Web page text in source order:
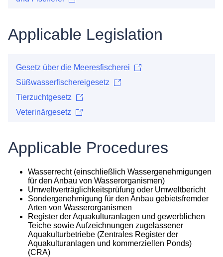
Applicable Legislation
Gesetz über die Meeresfischerei
Süßwasserfischereigesetz
Tierzuchtgesetz
Veterinärgesetz
Applicable Procedures
Wasserrecht (einschließlich Wassergenehmigungen
für den Anbau von Wasserorganismen)
Umweltverträglichkeitsprüfung oder Umweltbericht
Sondergenehmigung für den Anbau gebietsfremder
Arten von Wasserorganismen
Register der Aquakulturanlagen und gewerblichen
Teiche sowie Aufzeichnungen zugelassener
Aquakulturbetriebe (Zentrales Register der
Aquakulturanlagen und kommerziellen Ponds)
(CRA)